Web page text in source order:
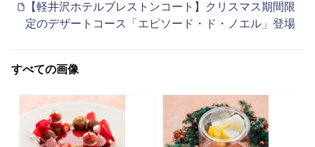
【軽井沢ホテルブレストンコート】クリスマス期間限
定のデザートコース「エピソード・ド・ノエル」登場
すべての画像